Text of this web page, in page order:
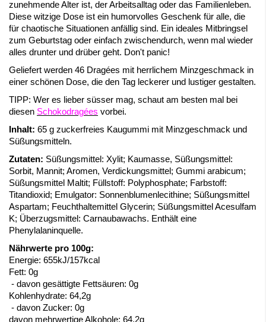
zunehmende Alter ist, der Arbeitsalltag oder das Familienleben.
Diese witzige Dose ist ein humorvolles Geschenk für alle, die
für chaotische Situationen anfällig sind. Ein ideales Mitbringsel
zum Geburtstag oder einfach zwischendurch, wenn mal wieder
alles drunter und drüber geht. Don't panic!
Geliefert werden 46 Dragées mit herrlichem Minzgeschmack in
einer schönen Dose, die den Tag leckerer und lustiger gestalten.
TIPP: Wer es lieber süsser mag, schaut am besten mal bei
diesen Schokodragées vorbei.
Inhalt: 65 g zuckerfreies Kaugummi mit Minzgeschmack und
Süßungsmitteln.
Zutaten: Süßungsmittel: Xylit; Kaumasse, Süßungsmittel:
Sorbit, Mannit; Aromen, Verdickungsmittel; Gummi arabicum;
Süßungsmittel Maltit; Füllstoff: Polyphosphate; Farbstoff:
Titandioxid; Emulgator: Sonnenblumenlecithine; Süßungsmittel
Aspartam; Feuchthaltemittel Glycerin; Süßungsmittel Acesulfam
K; Überzugsmittel: Carnaubawachs. Enthält eine
Phenylalaninquelle.
Nährwerte pro 100g:
Energie: 655kJ/157kcal
Fett: 0g
- davon gesättigte Fettsäuren: 0g
Kohlenhydrate: 64,2g
- davon Zucker: 0g
davon mehrwertige Alkohole: 64,2g